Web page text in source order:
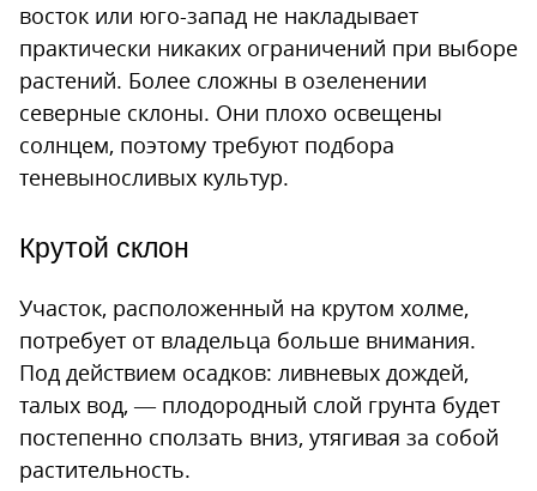
восток или юго-запад не накладывает
практически никаких ограничений при выборе
растений. Более сложны в озеленении
северные склоны. Они плохо освещены
солнцем, поэтому требуют подбора
теневыносливых культур.
Крутой склон
Участок, расположенный на крутом холме,
потребует от владельца больше внимания.
Под действием осадков: ливневых дождей,
талых вод, — плодородный слой грунта будет
постепенно сползать вниз, утягивая за собой
растительность.